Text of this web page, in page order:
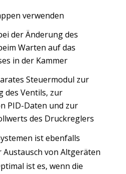
verwenden
der Änderung des
Warten auf das
in der Kammer
Steuermodul zur
des Ventils, zur
PID-Daten und zur
des Druckreglers
ist ebenfalls
Austausch von Altgeräten
ist es, wenn die